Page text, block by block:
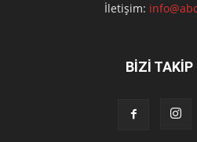
İletişim:
BİZİ TAKİP